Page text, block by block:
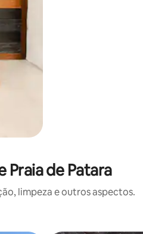
de Patara
limpeza e outros aspectos.